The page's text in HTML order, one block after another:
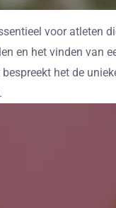
voor atleten
en het vinden van
het de